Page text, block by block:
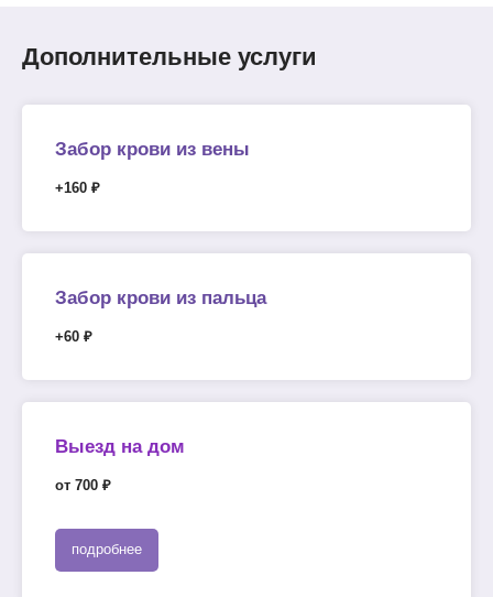
Дополнительные услуги
Забор крови из вены
+160 ₽
Забор крови из пальца
+60 ₽
Выезд на дом
от 700 ₽
подробнее